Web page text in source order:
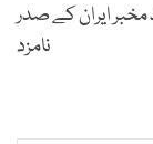
ایران کے صدر
نامزد